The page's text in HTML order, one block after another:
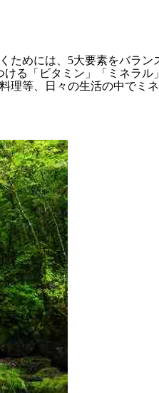
めには、5大要素をバラ
る「ビタミン」「ミネラル
等、日々の生活の中でミ